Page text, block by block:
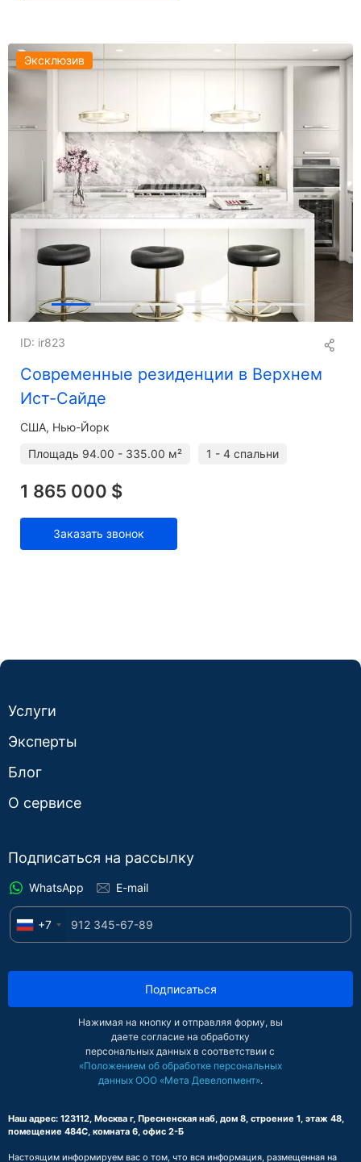
Эксклюзив
Современные резиденции в Верхнем
Ист-Сайде
ID: ir823
США, Нью-Йорк
Площадь 94.00 - 335.00 м² 1 - 4 спальни
1 865 000 $
Заказать звонок
Услуги
Эксперты
Блог
О сервисе
Подписаться на рассылку
WhatsApp E-mail
+7
Подписаться
Нажимая на кнопку и отправляя форму, вы
даете согласие на обработку
персональных данных в соответствии с
«Положением об обработке персональных
данных ООО «Мета Девелопмент».
Наш адрес: 123112, Москва г, Пресненская наб, дом 8, строение 1, этаж 48,
помещение 484С, комната 6, офис 2-Б
Настоящим информируем вас о том, что вся информация, размещенная на